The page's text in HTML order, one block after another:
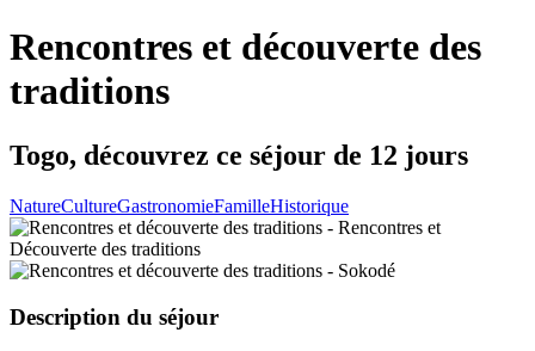
Rencontres et découverte des
traditions
Togo, découvrez ce séjour de 12 jours
NatureCultureGastronomieFamilleHistorique
Description du séjour